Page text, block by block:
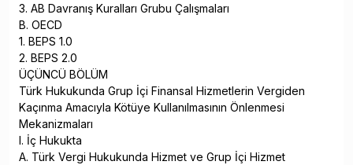
3. AB Davranış Kuralları Grubu Çalışmaları
B. OECD
1. BEPS 1.0
2. BEPS 2.0
ÜÇÜNCÜ BÖLÜM
Türk Hukukunda Grup İçi Finansal Hizmetlerin Vergiden
Kaçınma Amacıyla Kötüye Kullanılmasının Önlenmesi
Mekanizmaları
I. İç Hukukta
A. Türk Vergi Hukukunda Hizmet ve Grup İçi Hizmet